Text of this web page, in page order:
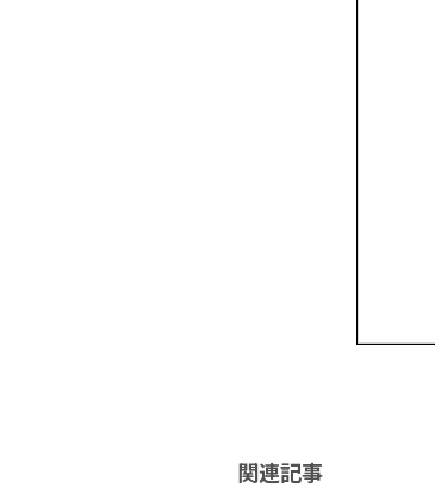
関連記事